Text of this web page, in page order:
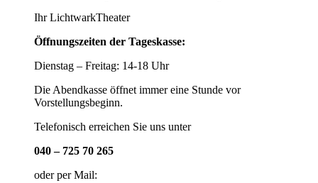
Ihr LichtwarkTheater
Öffnungszeiten der Tageskasse:
Dienstag – Freitag: 14-18 Uhr
Die Abendkasse öffnet immer eine Stunde vor
Vorstellungsbeginn.
Telefonisch erreichen Sie uns unter
040 – 725 70 265
oder per Mail: